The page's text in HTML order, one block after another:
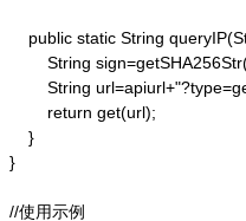
public static String
String
String
        return get(url);
    }
}
//使用示例